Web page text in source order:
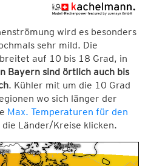
wird es besonders
sehr mild. Die
auf 10 bis 18 Grad, in
Bayern sind örtlich auch bis
. Kühler mit um die 10 Grad
wo sich länger der
Max. Temperaturen für den
die Länder/Kreise klicken.